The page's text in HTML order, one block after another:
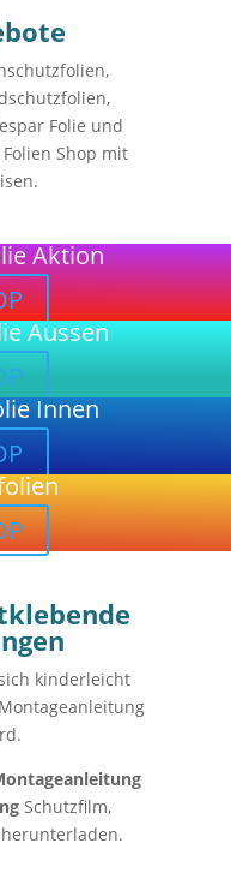
Folie und
Shop mit
Aktion
Aussen
Innen
kinderleicht
Schutzfilm,
herunterladen.